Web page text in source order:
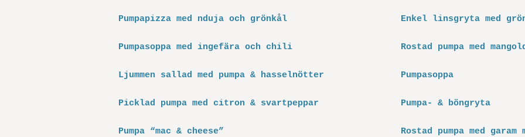
Pumpapizza med nduja och grönkål Enkel linsgryta med
Pumpasoppa med ingefära och chili Rostad pumpa med
Ljummen sallad med pumpa & hasselnötter Pumpasoppa
Picklad pumpa med citron & svartpeppar Pumpa- & böngryta
Pumpa “mac & cheese” Rostad pumpa med